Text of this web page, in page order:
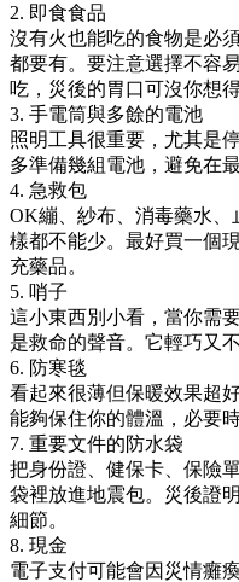
2. 即食食品
沒有火也能吃的食物是必
都要有。要注意選擇不容
吃，災後的胃口可沒你想得
3. 手電筒與多餘的電池
照明工具很重要，尤其是
多準備幾組電池，避免在
4. 急救包
OK繃、紗布、消毒藥水
樣都不能少。最好買一個
充藥品。
5. 哨子
這小東西別小看，當你需
是救命的聲音。它輕巧又
6. 防寒毯
看起來很薄但保暖效果超
能夠保住你的體溫，必要
7. 重要文件的防水袋
把身份證、健保卡、保險
袋裡放進地震包。災後證
細節。
8. 現金
電子支付可能會因災情癱